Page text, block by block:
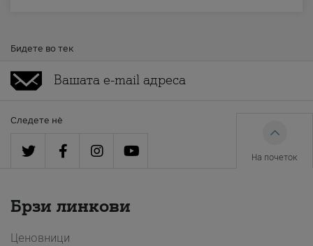
Бидете во тек
Следете нè
На почеток
Брзи линкови
Ценовници